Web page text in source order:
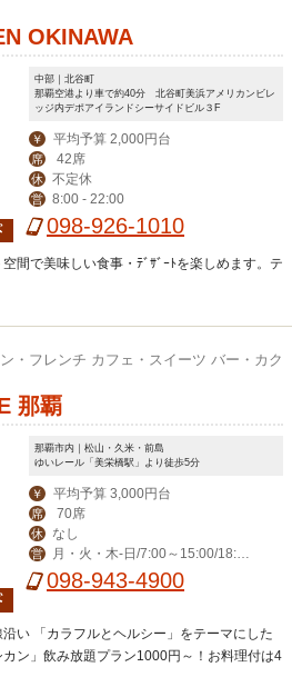
OKINAWA
中部｜北谷町
那覇空港より車で約40分 北谷町美浜アメリカンビレ
ッジ内デポアイランドシーサイドビル３F
￥ 平均予算 2,000円台
席 42席
休 不定休
営 8:00 - 22:00
098-926-1010
間で美味しい食事・ﾃﾞｻﾞｰﾄを楽しめます。テ
・フレンチ カフェ・スイーツ バー・カク
那覇
那覇市内｜松山・久米・前島
ゆいレール「美栄橋駅」より徒歩5分
￥ 平均予算 3,000円台
席 70席
休 なし
営
月・火・木-日/7:00～15:00/18:00
～23:00(料理L.O. 22:00) 毎週水曜日は
098-943-4900
い 「カラフルとヘルシー」をテーマにした
ン」飲み放題プラン1000円～！お料理付は4